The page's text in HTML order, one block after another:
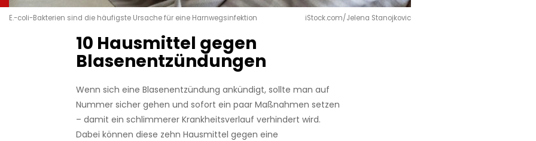
E.-coli-Bakterien sind die häufigste Ursache für eine Harnwegsinfektion iStock.com/Jelena Stanojkovic
10 Hausmittel gegen
Blasenentzündungen
Wenn sich eine Blasenentzündung ankündigt, sollte man auf
Nummer sicher gehen und sofort ein paar Maßnahmen setzen
– damit ein schlimmerer Krankheitsverlauf verhindert wird.
Dabei können diese zehn Hausmittel gegen eine